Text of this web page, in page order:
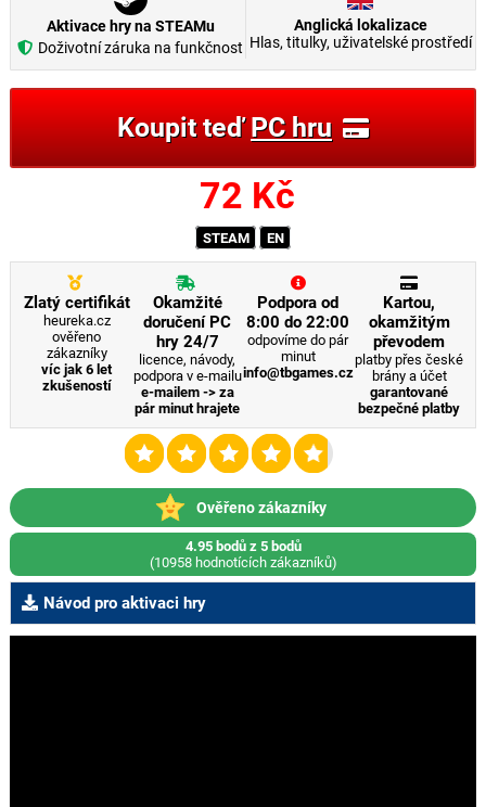
Aktivace hry na STEAMu
Doživotní záruka na funkčnost
Anglická lokalizace
Hlas, titulky, uživatelské prostředí
Koupit teďPC hru
72 Kč
STEAM EN
Zlatý certifikát
heureka.cz
ověřeno
zákazníky
víc jak 6 let
zkušeností
Okamžité
doručení PC
hry 24/7
licence, návody,
podpora v e-mailu
e-mailem -> za
pár minut hrajete
Podpora od
8:00 do 22:00
odpovíme do pár
minut
info@tbgames.cz
Kartou,
okamžitým
převodem
platby přes české
brány a účet
garantované
bezpečné platby
Ověřeno zákazníky
4.95 bodů z 5 bodů
(10958 hodnotících zákazníků)
Návod pro aktivaci hry